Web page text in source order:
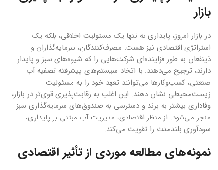
بازار
در بازار امروز، پایداری نه تنها یک مسئولیت اخلاقی، بلکه یک
استراتژی اقتصادی نیز هست. مصرف‌کنندگان، سرمایه‌گذاران و
ذینفعان به طور فزاینده‌ای شرکت‌هایی را که شیوه‌های سبز و پایدار
دارند، ترجیح می‌دهند. با اتخاذ سیستم‌های پیشرفته تصفیه آب
صنعتی، کسب‌وکارها می‌توانند تعهد خود را به مسئولیت
زیست‌محیطی نشان دهند. این اغلب به رقابت‌پذیری قوی‌تر در بازار،
وفاداری بیشتر به برند و دسترسی به صندوق‌های سرمایه‌گذاری سبز
منجر می‌شود. از منظر اقتصادی، مدیریت آب مبتنی بر پایداری،
سودآوری بلندمدت را تقویت می‌کند.
نمونه‌های مطالعه موردی از تأثیر اقتصادی